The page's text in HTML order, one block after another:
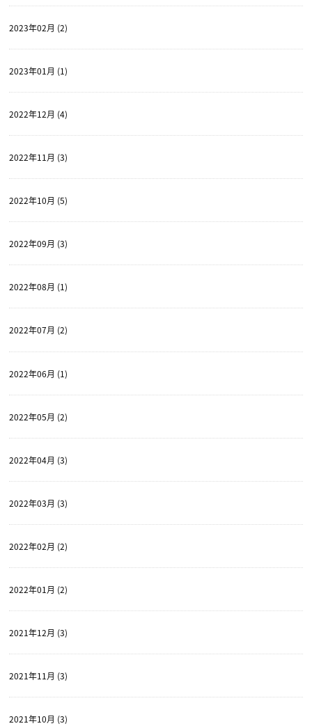
2023年02月 (2)
2023年01月 (1)
2022年12月 (4)
2022年11月 (3)
2022年10月 (5)
2022年09月 (3)
2022年08月 (1)
2022年07月 (2)
2022年06月 (1)
2022年05月 (2)
2022年04月 (3)
2022年03月 (3)
2022年02月 (2)
2022年01月 (2)
2021年12月 (3)
2021年11月 (3)
2021年10月 (3)